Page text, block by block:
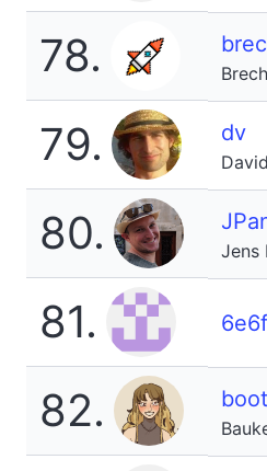
78.
79. dv
80. Jens
81.
82.